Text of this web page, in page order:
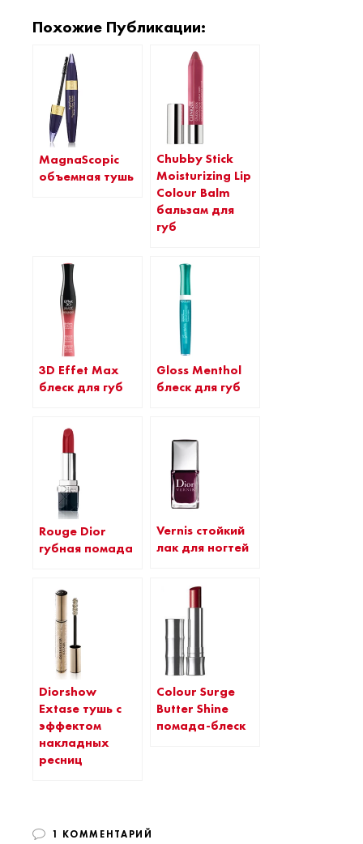
Похожие Публикации:
MagnaScopic
объемная тушь
Chubby Stick
Moisturizing Lip
Colour Balm
бальзам для
губ
3D Effet Max
блеск для губ
Gloss Menthol
блеск для губ
Rouge Dior
губная помада
Vernis стойкий
лак для ногтей
Diorshow
Extase тушь с
эффектом
накладных
ресниц
Colour Surge
Butter Shine
помада-блеск
1 КОММЕНТАРИЙ